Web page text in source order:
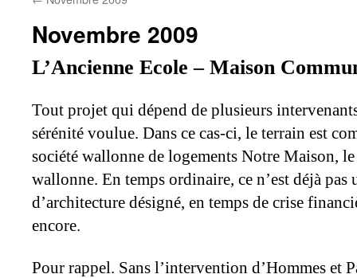
Novembre 2009
L’Ancienne Ecole – Maison
Tout projet qui dépend de plusieurs
sérénité voulue. Dans ce cas-ci, le terrain est
société wallonne de logements Notre Maison,
wallonne. En temps ordinaire, ce n’est déjà pas
d’architecture désigné, en temps de crise
encore.
Pour rappel. Sans l’intervention d’Hommes et